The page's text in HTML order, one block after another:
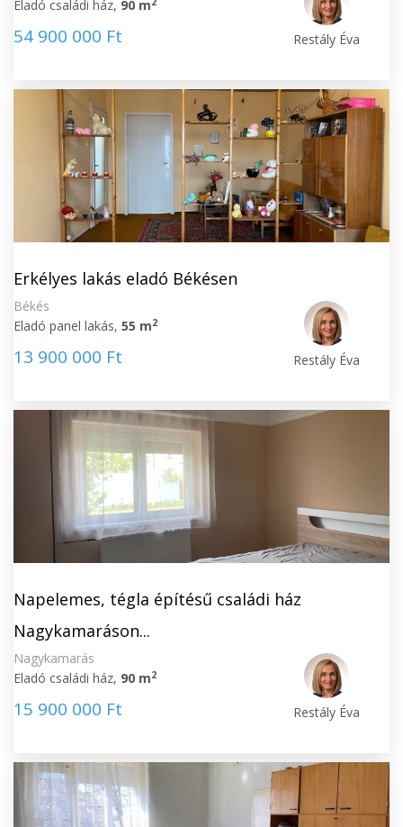
Eladó családi ház, 90 m
54 900 000 Ft Restály Éva
Erkélyes lakás eladó Békésen
Békés
Eladó panel lakás, 55 m2
13 900 000 Ft Restály Éva
Napelemes, tégla építésű családi ház
Nagykamaráson...
Nagykamarás
Eladó családi ház, 90 m2
15 900 000 Ft Restály Éva